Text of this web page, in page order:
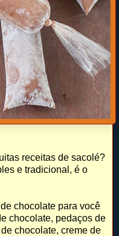
receitas de sacolé?
e tradicional, é o
chocolate para você
chocolate, pedaços de
chocolate, creme de